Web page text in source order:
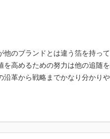
他のブランドとは違う箔を持っ
を高めるための努力は他の追随
沿革から戦略までかなり分かりや